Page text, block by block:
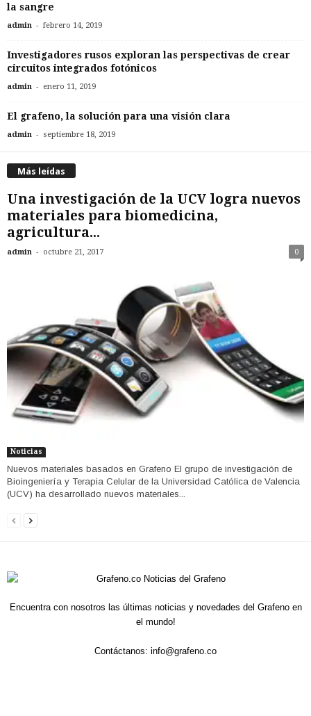
la sangre
admin - febrero 14, 2019
Investigadores rusos exploran las perspectivas de crear
circuitos integrados fotónicos
admin - enero 11, 2019
El grafeno, la solución para una visión clara
admin - septiembre 18, 2019
Más leídas
Una investigación de la UCV logra nuevos
materiales para biomedicina,
agricultura...
admin - octubre 21, 2017 0
Noticias
Nuevos materiales basados en Grafeno El grupo de investigación de
Bioingeniería y Terapia Celular de la Universidad Católica de Valencia
(UCV) ha desarrollado nuevos materiales...
Encuentra con nosotros las últimas noticias y novedades del Grafeno en
el mundo!
Contáctanos: info@grafeno.co